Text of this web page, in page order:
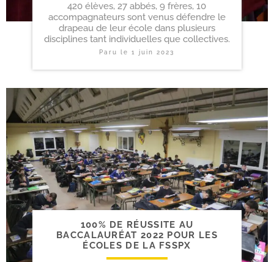
420 élèves, 27 abbés, 9 frères, 10
accompagnateurs sont venus défendre le
drapeau de leur école dans plusieurs
disciplines tant individuelles que collectives.
Paru le1 juin 2023
100% DE RÉUSSITE AU
BACCALAURÉAT 2022 POUR LES
ÉCOLES DE LA FSSPX